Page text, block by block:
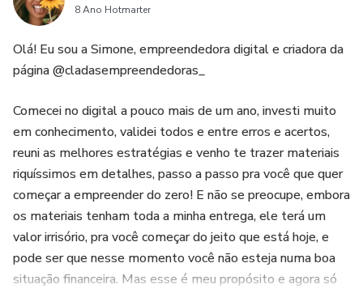
8 Ano Hotmarter
Olá! Eu sou a Simone, empreendedora digital e criadora da
página @cladasempreendedoras_
Comecei no digital a pouco mais de um ano, investi muito
em conhecimento, validei todos e entre erros e acertos,
reuni as melhores estratégias e venho te trazer materiais
riquíssimos em detalhes, passo a passo pra você que quer
começar a empreender do zero! E não se preocupe, embora
os materiais tenham toda a minha entrega, ele terá um
valor irrisório, pra você começar do jeito que está hoje, e
pode ser que nesse momento você não esteja numa boa
situação financeira. Mas esse é meu propósito e agora só